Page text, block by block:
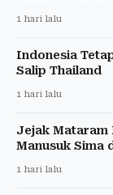
1 hari lalu
Indonesia
Salip Thailand
1 hari lalu
Jejak Mataram
Manusuk Sima
1 hari lalu